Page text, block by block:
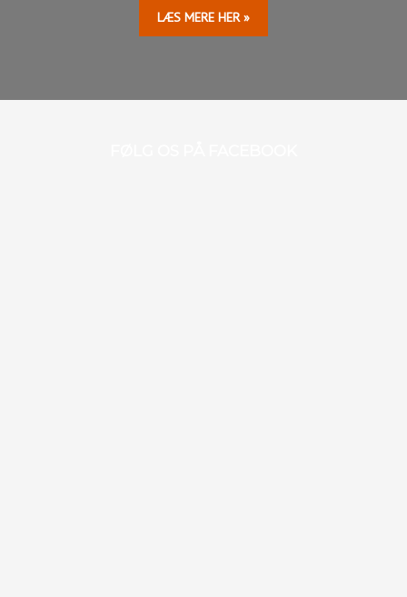
LÆS MERE HER »​​